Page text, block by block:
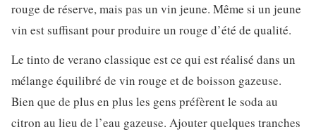
rouge de réserve, mais pas un vin jeune. Même si un jeune
vin est suffisant pour produire un rouge d’été de qualité.
Le tinto de verano classique est ce qui est réalisé dans un
mélange équilibré de vin rouge et de boisson gazeuse.
Bien que de plus en plus les gens préfèrent le soda au
citron au lieu de l’eau gazeuse. Ajouter quelques tranches